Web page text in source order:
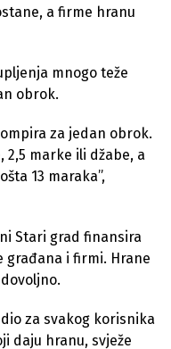
a firme hranu
mnogo teže
obrok.
za jedan obrok.
2,5 marke ili džabe, a
13 maraka”,
Stari grad finansira
građana i firmi. Hrane
za svakog korisnika
daju hranu, svježe